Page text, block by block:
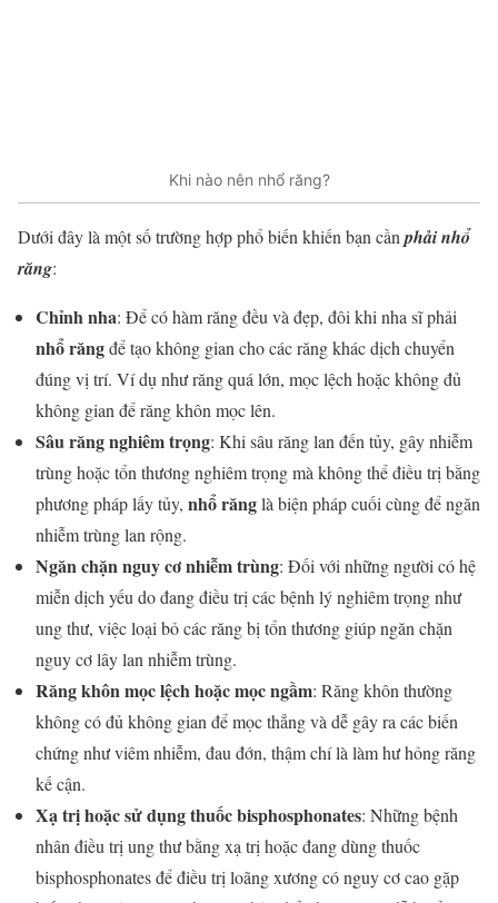
Khi nào nên nhổ răng?
Dưới đây là một số trường hợp phổ biến khiến bạn cần phải nhổ
răng:
Chỉnh nha: Để có hàm răng đều và đẹp, đôi khi nha sĩ phải
nhổ răngđể tạo không gian cho các răng khác dịch chuyển
đúng vị trí. Ví dụ như răng quá lớn, mọc lệch hoặc không đủ
không gian để răng khôn mọc lên.
Sâu răng nghiêm trọng: Khi sâu răng lan đến tủy, gây nhiễm
trùng hoặc tổn thương nghiêm trọng mà không thể điều trị bằng
phương pháp lấy tủy, nhổ rănglà biện pháp cuối cùng để ngăn
nhiễm trùng lan rộng.
Ngăn chặn nguy cơ nhiễm trùng: Đối với những người có hệ
miễn dịch yếu do đang điều trị các bệnh lý nghiêm trọng như
ung thư, việc loại bỏ các răng bị tổn thương giúp ngăn chặn
nguy cơ lây lan nhiễm trùng.
Răng khôn mọc lệch hoặc mọc ngầm: Răng khôn thường
không có đủ không gian để mọc thẳng và dễ gây ra các biến
chứng như viêm nhiễm, đau đớn, thậm chí là làm hư hỏng răng
kế cận.
Xạ trị hoặc sử dụng thuốc bisphosphonates: Những bệnh
nhân điều trị ung thư bằng xạ trị hoặc đang dùng thuốc
bisphosphonates để điều trị loãng xương có nguy cơ cao gặp